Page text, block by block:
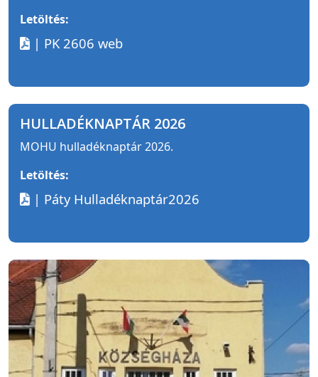
Letöltés:
| PK 2606 web
HULLADÉKNAPTÁR 2026
MOHU hulladéknaptár 2026.
Letöltés:
| Páty Hulladéknaptár2026